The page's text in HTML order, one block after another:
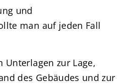
und
man auf jeden Fall
Unterlagen zur Lage,
des Gebäudes und zur